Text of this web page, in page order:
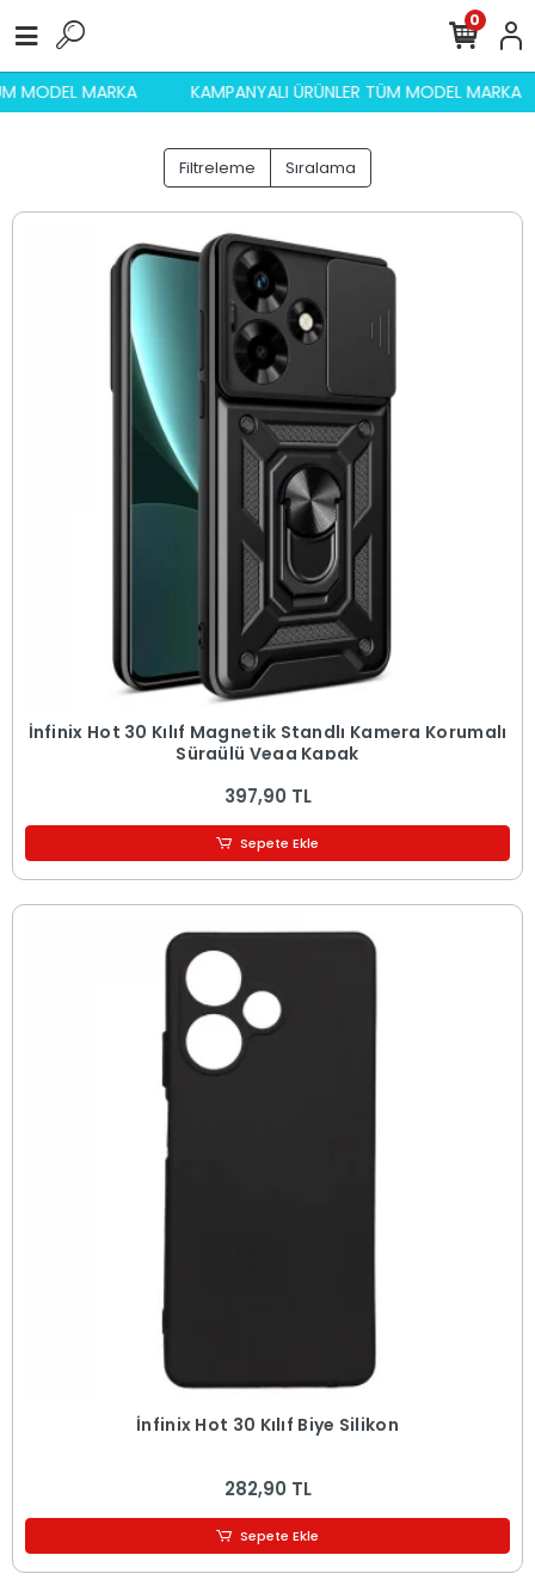
MODEL MARKA KAMPANYALI ÜRÜNLER TÜM MODEL
0
Filtreleme Sıralama
İnfinix Hot 30 Kılıf Magnetik Standlı Kamera Korumalı
Sürgülü Vega Kapak
397,90 TL
Sepete Ekle
İnfinix Hot 30 Kılıf Biye Silikon
282,90 TL
Sepete Ekle